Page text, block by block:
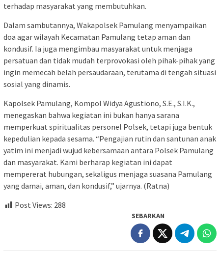
terhadap masyarakat yang membutuhkan.
Dalam sambutannya, Wakapolsek Pamulang menyampaikan
doa agar wilayah Kecamatan Pamulang tetap aman dan
kondusif. Ia juga mengimbau masyarakat untuk menjaga
persatuan dan tidak mudah terprovokasi oleh pihak-pihak yang
ingin memecah belah persaudaraan, terutama di tengah situasi
sosial yang dinamis.
Kapolsek Pamulang, Kompol Widya Agustiono, S.E., S.I.K.,
menegaskan bahwa kegiatan ini bukan hanya sarana
memperkuat spiritualitas personel Polsek, tetapi juga bentuk
kepedulian kepada sesama. “Pengajian rutin dan santunan anak
yatim ini menjadi wujud kebersamaan antara Polsek Pamulang
dan masyarakat. Kami berharap kegiatan ini dapat
mempererat hubungan, sekaligus menjaga suasana Pamulang
yang damai, aman, dan kondusif,” ujarnya. (Ratna)
Post Views: 288
SEBARKAN